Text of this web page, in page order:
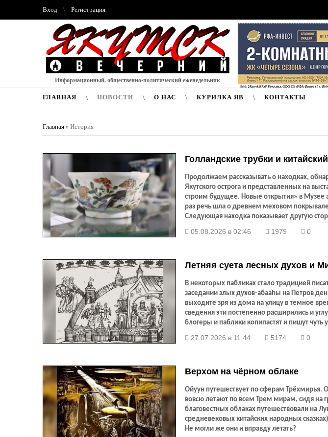
Вход Регистрация
Информационный, общественно-политический еженедельник
ГЛАВНАЯ НОВОСТИ О НАС КУРИЛКА ЯВ КОНТАКТЫ
Главная » История
Голландские трубки и
Продолжаем рассказывать о находках,
Якутского острога и представленных на
строим будущее. Новые открытия» в Музее
раз речь шла о древнем меховом
Следующая находка показывает другую
05.08.2026 в 02:46 1979 0
Летняя суета лесных духов и
В некоторых пабликах стало традицией
заседании злых духов-абааhы на Петров
выходите зря из дома на улицу в темное
сведения эти постепенно расширились и
блогеры и паблики копипастят и пишут
достойно (дьоhуннаах буол) в особенности
27.07.2026 в 11:44 5174 0
Верхом на чёрном облаке
Ойуун путешествует по сферам Трёхмирья.
вовсю летают по всем Трем мирам, сидя на
благовестных облаках путешествовали на
средневековых китайских народных
Не могли же они и вправду летать?